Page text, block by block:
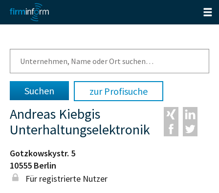
zur Profisuche
Andreas Kiebgis
Unterhaltungselektronik
Gotzkowskystr. 5
10555 Berlin
Für registrierte Nutzer